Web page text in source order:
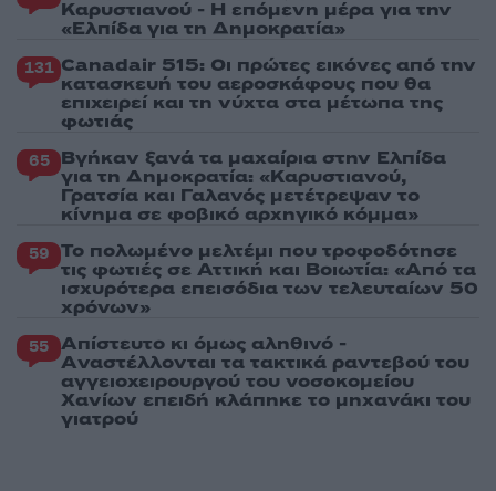
Καρυστιανού - Η επόμενη μέρα για την
«Ελπίδα για τη Δημοκρατία»
131 Canadair 515: Οι πρώτες εικόνες από την
κατασκευή του αεροσκάφους που θα
επιχειρεί και τη νύχτα στα μέτωπα της
φωτιάς
65 Βγήκαν ξανά τα μαχαίρια στην Ελπίδα
για τη Δημοκρατία: «Καρυστιανού,
Γρατσία και Γαλανός μετέτρεψαν το
κίνημα σε φοβικό αρχηγικό κόμμα»
59 Το πολωμένο μελτέμι που τροφοδότησε
τις φωτιές σε Αττική και Βοιωτία: «Από τα
ισχυρότερα επεισόδια των τελευταίων 50
χρόνων»
55 Απίστευτο κι όμως αληθινό -
Aναστέλλονται τα τακτικά ραντεβού του
αγγειοχειρουργού του νοσοκομείου
Χανίων επειδή κλάπηκε το μηχανάκι του
γιατρού